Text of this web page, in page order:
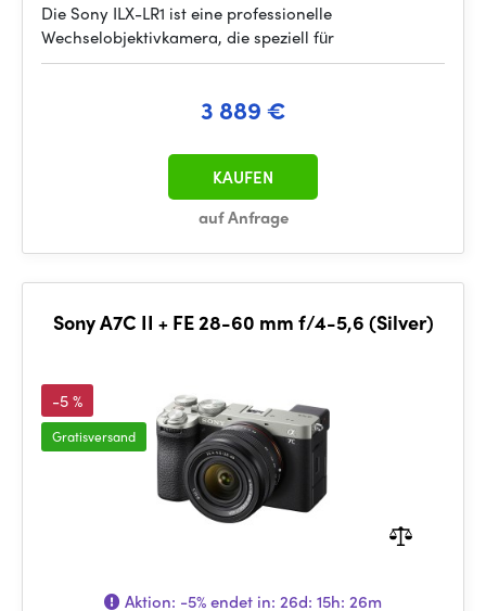
Die Sony ILX-LR1 ist eine professionelle
Wechselobjektivkamera, die speziell für
3 889 €
auf Anfrage
KAUFEN
Sony A7C II + FE 28-60 mm f/4-5,6 (Silver)
-5 %
Gratisversand
Aktion: -5%endet in: 26d: 15h: 26m